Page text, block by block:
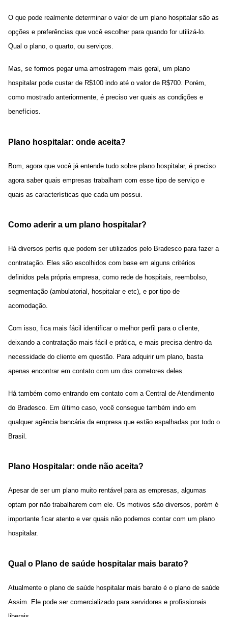
O que pode realmente determinar o valor de um plano hospitalar são as
opções e preferências que você escolher para quando for utilizá-lo.
Qual o plano, o quarto, ou serviços.
Mas, se formos pegar uma amostragem mais geral, um plano
hospitalar pode custar de R$100 indo até o valor de R$700. Porém,
como mostrado anteriormente, é preciso ver quais as condições e
benefícios.
Plano hospitalar: onde aceita?
Bom, agora que você já entende tudo sobre plano hospitalar, é preciso
agora saber quais empresas trabalham com esse tipo de serviço e
quais as características que cada um possui.
Como aderir a um plano hospitalar?
Há diversos perfis que podem ser utilizados pelo Bradesco para fazer a
contratação. Eles são escolhidos com base em alguns critérios
definidos pela própria empresa, como rede de hospitais, reembolso,
segmentação (ambulatorial, hospitalar e etc), e por tipo de
acomodação.
Com isso, fica mais fácil identificar o melhor perfil para o cliente,
deixando a contratação mais fácil e prática, e mais precisa dentro da
necessidade do cliente em questão. Para adquirir um plano, basta
apenas encontrar em contato com um dos corretores deles.
Há também como entrando em contato com a Central de Atendimento
do Bradesco. Em último caso, você consegue também indo em
qualquer agência bancária da empresa que estão espalhadas por todo o
Brasil.
Plano Hospitalar: onde não aceita?
Apesar de ser um plano muito rentável para as empresas, algumas
optam por não trabalharem com ele. Os motivos são diversos, porém é
importante ficar atento e ver quais não podemos contar com um plano
hospitalar.
Qual o Plano de saúde hospitalar mais barato?
Atualmente o plano de saúde hospitalar mais barato é o plano de saúde
Assim. Ele pode ser comercializado para servidores e profissionais